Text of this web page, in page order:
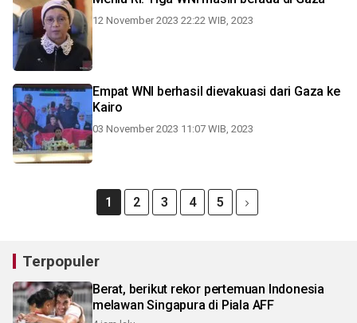
12 November 2023 22:22 WIB, 2023
Empat WNI berhasil dievakuasi dari Gaza ke
Kairo
03 November 2023 11:07 WIB, 2023
1 2 3 4 5
Terpopuler
Berat, berikut rekor pertemuan Indonesia
melawan Singapura di Piala AFF